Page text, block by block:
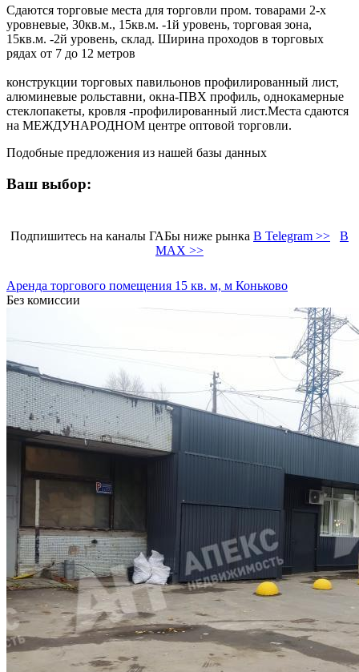
Сдаются торговые места для торговли пром. товарами 2-х
уровневые, 30кв.м., 15кв.м. -1й уровень, торговая зона,
15кв.м. -2й уровень, склад. Ширина проходов в торговых
рядах от 7 до 12 метров
конструкции торговых павильонов профилированный лист,
алюминевые рольставни, окна-ПВХ профиль, однокамерные
стеклопакеты, кровля -профилированный лист.Места сдаются
на МЕЖДУНАРОДНОМ центре оптовой торговли.
Подобные предложения из нашей базы данных
Ваш выбор:
Подпишитесь на каналы ГАБы ниже рынка В Telegram >>
В
MAX >>
Аренда торгового помещения 15 кв. м, м Коньково
Без комиссии